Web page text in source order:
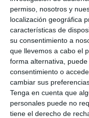
permiso, nosotros y
localización geográfica
características de
su consentimiento a
que llevemos a cabo el
forma alternativa,
consentimiento o
cambiar sus
Tenga en cuenta que
personales puede no
tiene el derecho de